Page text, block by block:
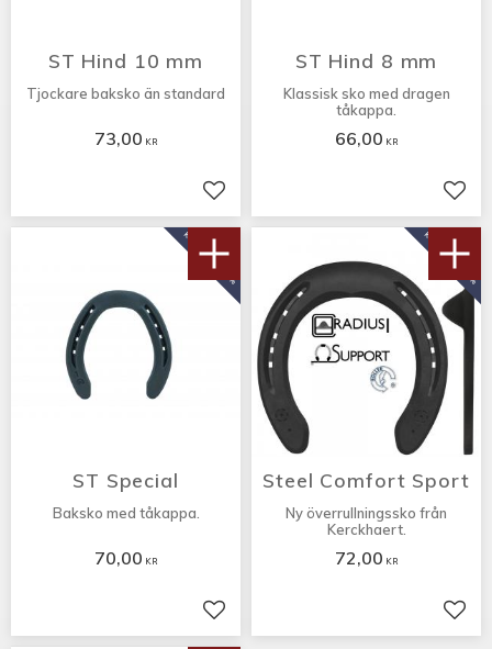
ST Hind 10 mm
Tjockare baksko än standard
73,00 KR
Lägg till i favoriter
ST Hind 8 mm
Klassisk sko med dragen
tåkappa.
66,00 KR
ST Special
Baksko med tåkappa.
70,00 KR
KÖP 10 PAR FÅ 10%
Lägg till i favoriter
Steel Comfort Sport
Ny överrullningssko från
Kerckhaert.
72,00 KR
KÖP 10 PAR FÅ 10%